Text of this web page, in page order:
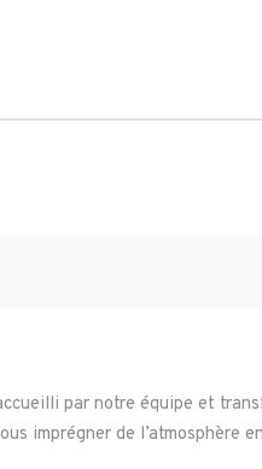
par notre équipe et
imprégner de l’atmosphère